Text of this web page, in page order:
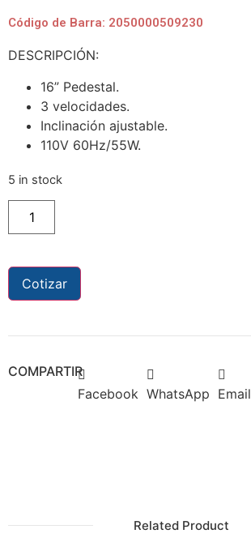
Código de Barra: 2050000509230
DESCRIPCIÓN:
16” Pedestal.
3 velocidades.
Inclinación ajustable.
110V 60Hz/55W.
5 in stock
Cotizar
COMPARTIR
Facebook WhatsApp Email
Related Product